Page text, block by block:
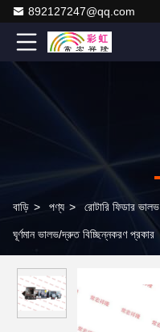
892127247@qq.com
বাড়ি > পণ্য > রোটারি ফিডার ভালভ
ঘূর্ণমান ভালভ/দ্রুত বিচ্ছিন্নকরণ প্রকার